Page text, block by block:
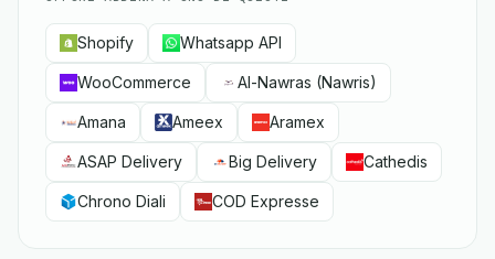
Shopify Whatsapp API
WooCommerce Al-Nawras (Nawris)
Amana Ameex Aramex
ASAP Delivery Big Delivery Cathedis
Chrono Diali COD Expresse